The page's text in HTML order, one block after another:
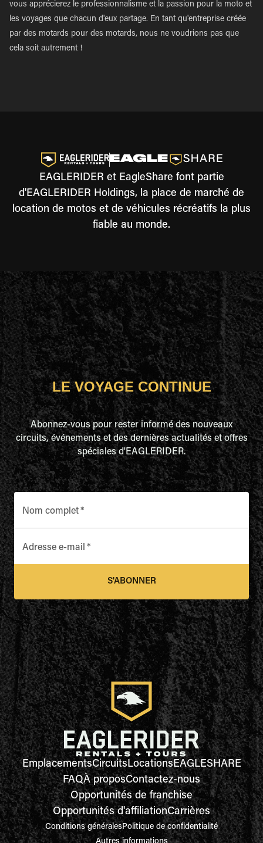
vous apprécierez le professionnalisme et la passion pour la moto et
les voyages que chacun d'eux partage. En tant qu'entreprise créée
par des motards pour des motards, nous ne voudrions pas que
cela soit autrement !
EAGLERIDER et EagleShare font partie
d'EAGLERIDER Holdings, la place de marché de
location de motos et de véhicules récréatifs la plus
fiable au monde.
LE VOYAGE CONTINUE
Abonnez-vous pour rester informé des nouveaux
circuits, événements et des dernières actualités et offres
spéciales d'EAGLERIDER.
Nom complet*
Adresse e-mail *
S'ABONNER
EmplacementsCircuitsLocationsEAGLESHARE
FAQÀ proposContactez-nous
Opportunités de franchise
Opportunités d'affiliationCarrières
Conditions généralesPolitique de confidentialité